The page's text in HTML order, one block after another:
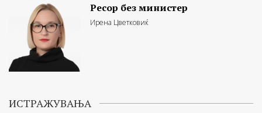
Ресор без министер
Ирена Цветковиќ
ИСТРАЖУВАЊА